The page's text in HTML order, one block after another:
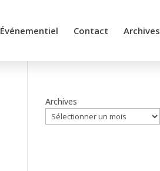
Événementiel Contact Archives
Archives